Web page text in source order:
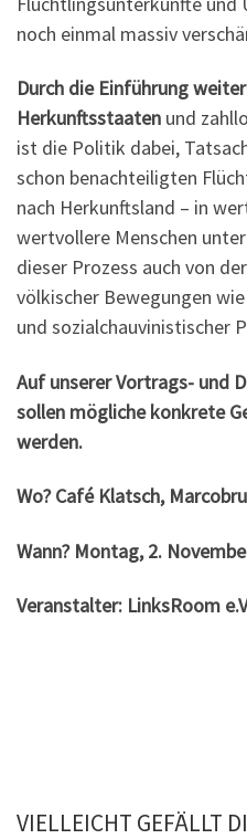
noch einmal massiv
Durch die Einführung
Herkunftsstaaten und
ist die Politik dabei,
schon benachteiligten
nach Herkunftsland – in
wertvollere Menschen
dieser Prozess auch von
völkischer Bewegungen wie
und sozialchauvinistischer
Auf unserer Vortrags- und
sollen mögliche konkrete
werden.
Wo? Café Klatsch,
Wann? Montag, 2.
Veranstalter: LinksRoom
VIELLEICHT GEFÄLLT